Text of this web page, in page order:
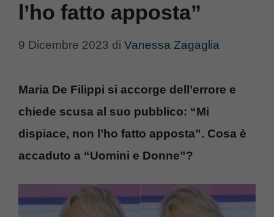
l’ho fatto apposta”
9 Dicembre 2023 di Vanessa Zagaglia
Maria De Filippi si accorge dell’errore e
chiede scusa al suo pubblico: “Mi
dispiace, non l’ho fatto apposta”. Cosa è
accaduto a “Uomini e Donne”?